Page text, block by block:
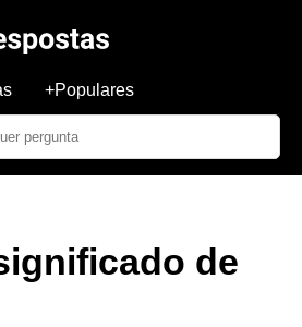
+Populares
de